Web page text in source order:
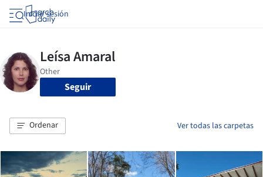
Iniciar sesión
Seguir
Ordenar Ver todas las carpetas